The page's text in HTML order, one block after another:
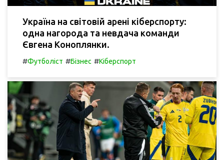
Україна на світовій арені кіберспорту:
одна нагорода та невдача команди
Євгена Коноплянки.
#Футболіст #Бізнес #Кіберспорт